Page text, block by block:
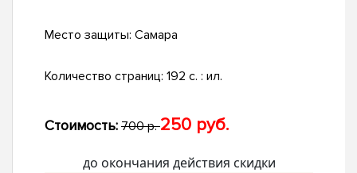
Место защиты: Самара
Количество страниц: 192 с. : ил.
Стоимость: 700 р.250 руб.
до окончания действия скидки